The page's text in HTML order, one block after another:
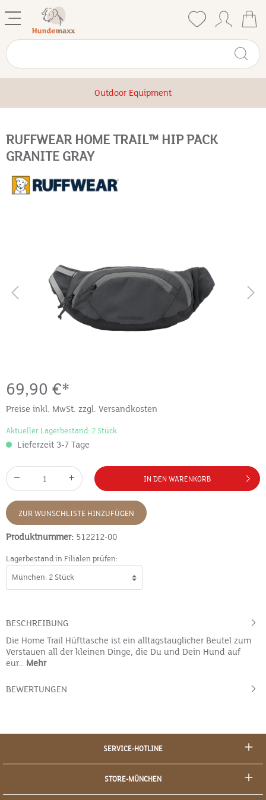
Outdoor Equipment
RUFFWEAR HOME TRAIL™ HIP PACK
GRANITE GRAY
69,90 €*
Preise inkl. MwSt. zzgl. Versandkosten
Aktueller Lagerbestand: 2 Stück
Lieferzeit 3-7 Tage
IN DEN WARENKORB
ZUR WUNSCHLISTE HINZUFÜGEN
Produktnummer: 512212-00
Lagerbestand in Filialen prüfen:
BESCHREIBUNG
Die Home Trail Hüfttasche ist ein alltagstauglicher Beutel zum
Verstauen all der kleinen Dinge, die Du und Dein Hund auf
eur… Mehr
BEWERTUNGEN
SERVICE-HOTLINE
STORE-MÜNCHEN